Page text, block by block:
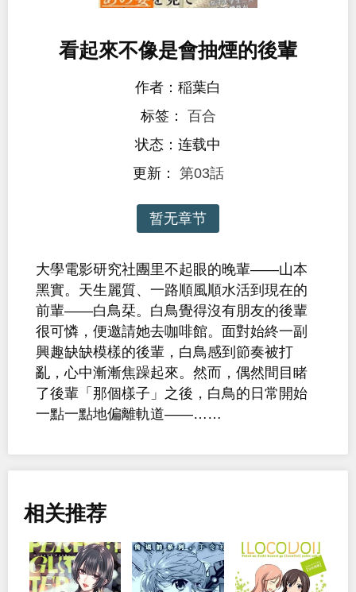
看起來不像是會抽煙的後輩
作者：稲葉白
标签： 百合
状态：连载中
更新： 第03話
暂无章节
大學電影研究社團里不起眼的晚輩——山本
黑實。天生麗質、一路順風順水活到現在的
前輩——白鳥栞。白鳥覺得沒有朋友的後輩
很可憐，便邀請她去咖啡館。面對始終一副
興趣缺缺模樣的後輩，白鳥感到節奏被打
亂，心中漸漸焦躁起來。然而，偶然間目睹
了後輩「那個樣子」之後，白鳥的日常開始
一點一點地偏離軌道——……
相关推荐